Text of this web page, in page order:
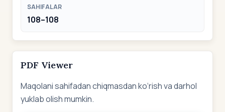
SAHIFALAR
108–108
PDF Viewer
Maqolani sahifadan chiqmasdan ko‘rish va darhol
yuklab olish mumkin.